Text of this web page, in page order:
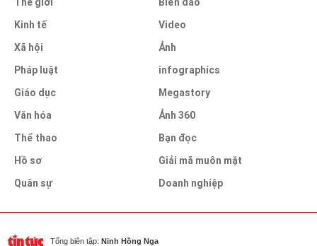
Thế giới
Kinh tế
Xã hội
Pháp luật
Giáo dục
Văn hóa
Thể thao
Hồ sơ
Quân sự
Biển đảo
Video
Ảnh
infographics
Megastory
Ảnh 360
Bạn đọc
Giải mã muôn mặt
Doanh nghiệp
Tổng biên tập: Ninh Hồng Nga